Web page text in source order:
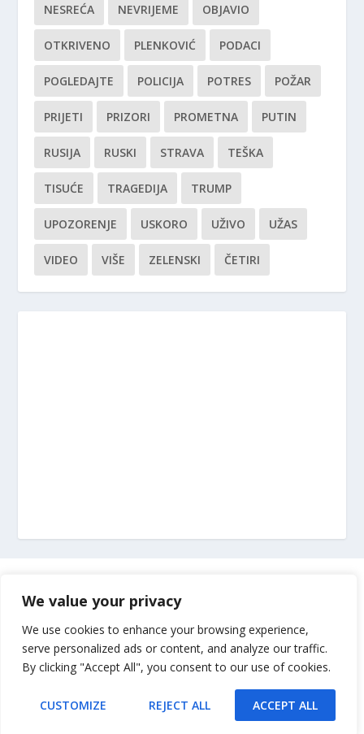
We value your privacy
We use cookies to enhance your browsing experience,
serve personalized ads or content, and analyze our traffic.
By clicking "Accept All", you consent to our use of cookies.
CUSTOMIZE REJECT ALL ACCEPT ALL
NESREĆA NEVRIJEME OBJAVIO
OTKRIVENO PLENKOVIĆ PODACI
POGLEDAJTE POLICIJA POTRES POŽAR
PRIJETI PRIZORI PROMETNA PUTIN
RUSIJA RUSKI STRAVA TEŠKA
TISUĆE TRAGEDIJA TRUMP
UPOZORENJE USKORO UŽIVO UŽAS
VIDEO VIŠE ZELENSKI ČETIRI
Impressum
Uvjeti korištenja
Kontakt